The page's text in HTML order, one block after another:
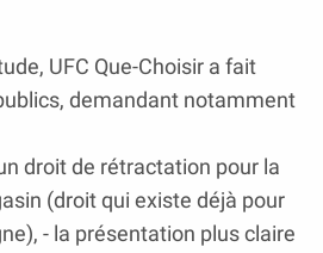
UFC Que-Choisir a fait
demandant notamment
droit de rétractation pour la
(droit qui existe déjà pour
- la présentation plus claire